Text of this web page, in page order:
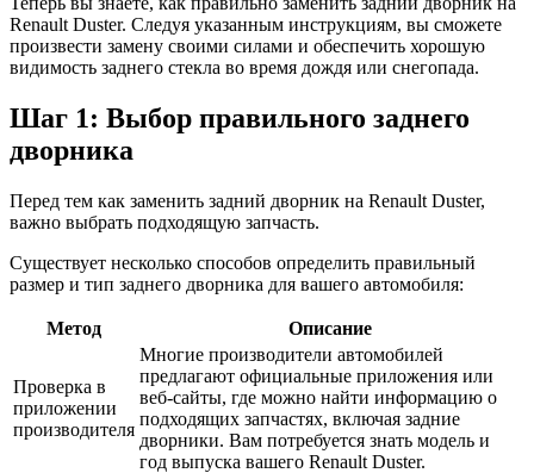
Renault Duster. Следуя указанным инструкциям, вы сможете
произвести замену своими силами и обеспечить хорошую
видимость заднего стекла во время дождя или снегопада.
Шаг 1: Выбор правильного заднего
дворника
Перед тем как заменить задний дворник на Renault Duster,
важно выбрать подходящую запчасть.
Существует несколько способов определить правильный
размер и тип заднего дворника для вашего автомобиля:
Метод Описание
Проверка в
приложении
производителя
Многие производители автомобилей
предлагают официальные приложения или
веб-сайты, где можно найти информацию о
подходящих запчастях, включая задние
дворники. Вам потребуется знать модель и
год выпуска вашего Renault Duster.